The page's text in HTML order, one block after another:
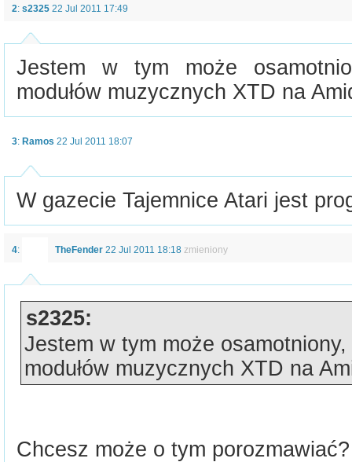
2: s2325 22 Jul 2011 17:49
Jestem w tym może
modułów muzycznych XTD na
3: Ramos 22 Jul 2011 18:07
W gazecie Tajemnice Atari jest
4: TheFender 22 Jul 2011 18:18 zmieniony
s2325:
Jestem w tym może osamotniony,
modułów muzycznych XTD na
Chcesz może o tym